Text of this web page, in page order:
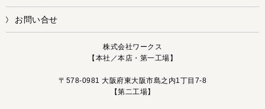
お問い合せ
株式会社ワークス
【本社／本店・第一工場】
〒578-0981 大阪府東大阪市島之内1丁目7-8
【第二工場】